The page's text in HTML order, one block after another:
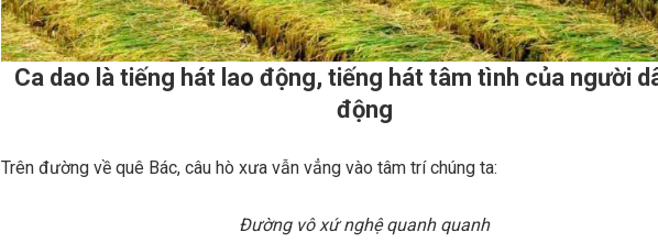
Ca dao là tiếng hát lao động, tiếng hát tâm tình của người
động
Trên đường về quê Bác, câu hò xưa vẫn vẳng vào tâm trí chúng ta:
Đường vô xứ nghệ quanh quanh